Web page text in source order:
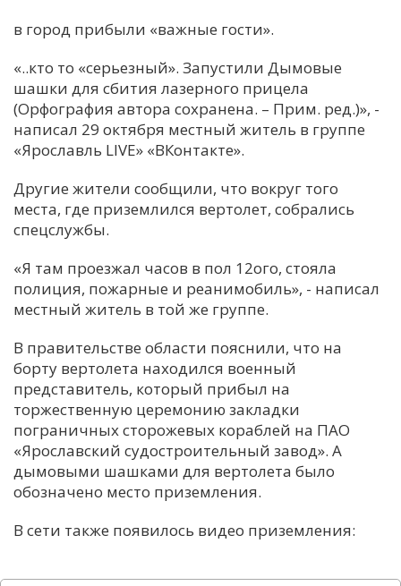
Е
И
М
Н
Х
Ч
Я
в город прибыли «важные гости».
«..кто то «серьезный». Запустили Дымовые
шашки для сбития лазерного прицела
(Орфография автора сохранена. – Прим. ред.)», -
написал 29 октября местный житель в группе
«Ярославль LIVE» «ВКонтакте».
Другие жители сообщили, что вокруг того
места, где приземлился вертолет, собрались
спецслужбы.
«Я там проезжал часов в пол 12ого, стояла
полиция, пожарные и реанимобиль», - написал
местный житель в той же группе.
В правительстве области пояснили, что на
борту вертолета находился военный
представитель, который прибыл на
торжественную церемонию закладки
пограничных сторожевых кораблей на ПАО
«Ярославский судостроительный завод». А
дымовыми шашками для вертолета было
обозначено место приземления.
В сети также появилось видео приземления: